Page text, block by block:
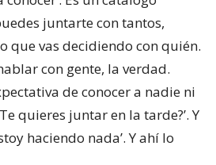
juntarte con tantos,
que vas decidiendo con quién.
con gente, la verdad.
de conocer a nadie ni
quieres juntar en la tarde?’. Y
haciendo nada’. Y ahí lo